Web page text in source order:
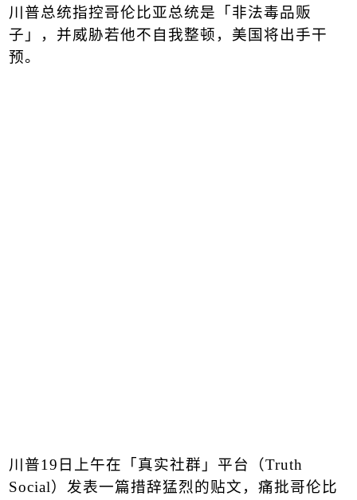
川普总统指控哥伦比亚总统是「非法毒品贩
子」，并威胁若他不自我整顿，美国将出手干
预。
川普19 日上午在「真实社群」平台（Truth
Social）发表一篇措辞猛烈的贴文，痛批哥伦比